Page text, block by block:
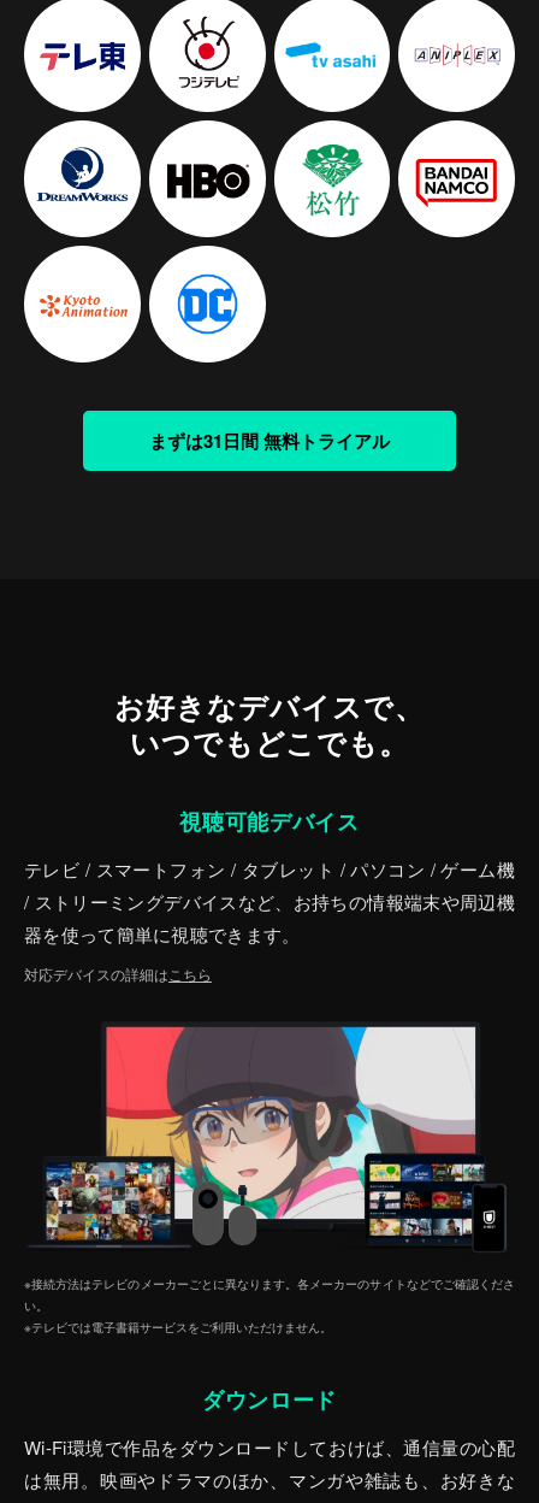
まずは31日間 無料トライアル
お好きなデバイスで、
いつでもどこでも。
視聴可能デバイス
テレビ / スマートフォン / タブレット / パソコン / ゲーム機
/ ストリーミングデバイスなど、お持ちの情報端末や周辺機
器を使って簡単に視聴できます。
対応デバイスの詳細は こちら
※接続方法はテレビのメーカーごとに異なります。各メーカーのサイトなどでご確認くださ
い。
※テレビでは電子書籍サービスをご利⽤いただけません。
ダウンロード
Wi-Fi環境で作品をダウンロードしておけば、通信量の心配
は無用。映画やドラマのほか、マンガや雑誌も、お好きな